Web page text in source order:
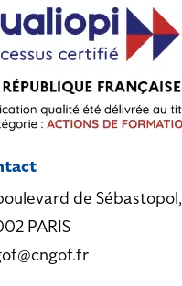
de Sébastopol,
PARIS